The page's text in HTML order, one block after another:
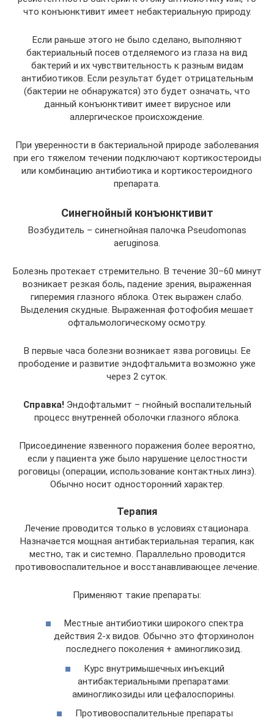
что конъюнктивит имеет небактериальную природу.
Если раньше этого не было сделано, выполняют
бактериальный посев отделяемого из глаза на вид
бактерий и их чувствительность к разным видам
антибиотиков. Если результат будет отрицательным
(бактерии не обнаружатся) это будет означать, что
данный конъюнктивит имеет вирусное или
аллергическое происхождение.
При уверенности в бактериальной природе заболевания
при его тяжелом течении подключают кортикостероиды
или комбинацию антибиотика и кортикостероидного
препарата.
Синегнойный конъюнктивит
Возбудитель – синегнойная палочка Pseudomonas
aeruginosa.
Болезнь протекает стремительно. В течение 30–60 минут
возникает резкая боль, падение зрения, выраженная
гиперемия глазного яблока. Отек выражен слабо.
Выделения скудные. Выраженная фотофобия мешает
офтальмологическому осмотру.
В первые часа болезни возникает язва роговицы. Ее
прободение и развитие эндофтальмита возможно уже
через 2 суток.
Справка! Эндофтальмит – гнойный воспалительный
процесс внутренней оболочки глазного яблока.
Присоединение язвенного поражения более вероятно,
если у пациента уже было нарушение целостности
роговицы (операции, использование контактных линз).
Обычно носит односторонний характер.
Терапия
Лечение проводится только в условиях стационара.
Назначается мощная антибактериальная терапия, как
местно, так и системно. Параллельно проводится
противовоспалительное и восстанавливающее лечение.
Применяют такие препараты:
Местные антибиотики широкого спектра
действия 2-х видов. Обычно это фторхинолон
последнего поколения + аминогликозид.
Курс внутримышечных инъекций
антибактериальными препаратами:
аминогликозиды или цефалоспорины.
Противовоспалительные препараты